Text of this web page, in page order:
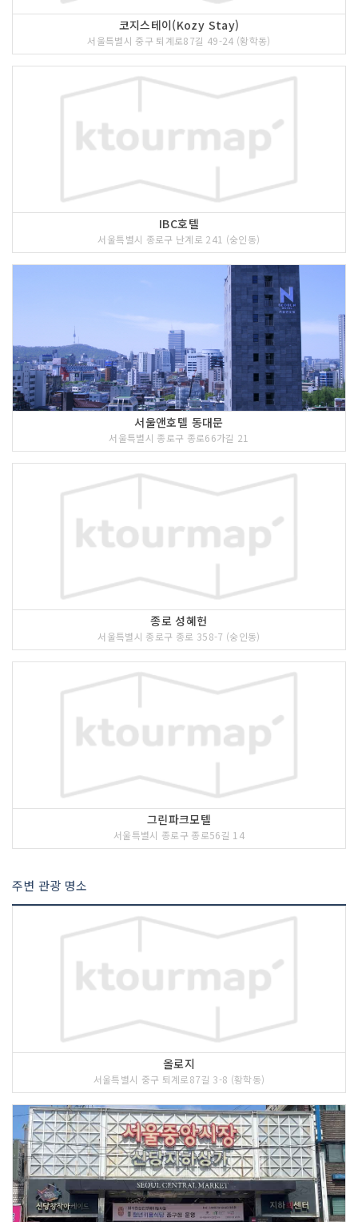
코지스테이(Kozy Stay)
서울특별시 중구 퇴계로87길 49-24 (황학동)
IBC호텔
서울특별시 종로구 난계로 241 (숭인동)
서울앤호텔 동대문
서울특별시 종로구 종로66가길 21
종로 성혜헌
서울특별시 종로구 종로 358-7 (숭인동)
그린파크모텔
서울특별시 종로구 종로56길 14
주변 관광 명소
올로지
서울특별시 중구 퇴계로87길 3-8 (황학동)